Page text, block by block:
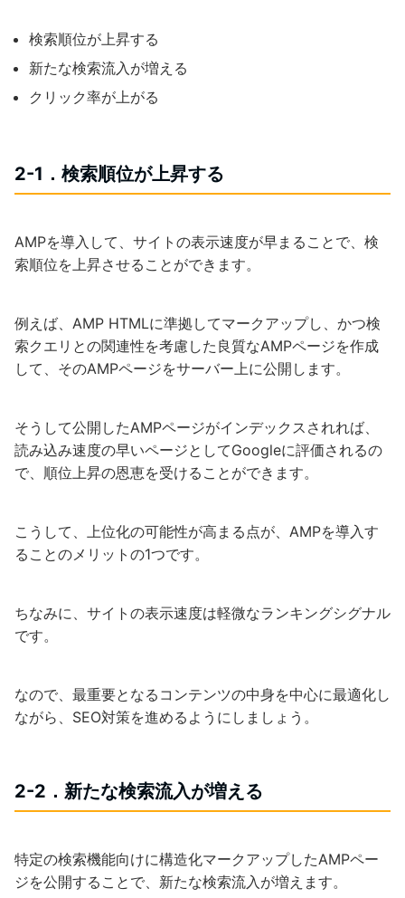
検索順位が上昇する
新たな検索流入が増える
クリック率が上がる
2-1．検索順位が上昇する
AMPを導入して、サイトの表示速度が早まることで、検
索順位を上昇させることができます。
例えば、AMP HTMLに準拠してマークアップし、かつ検
索クエリとの関連性を考慮した良質なAMPページを作成
して、そのAMPページをサーバー上に公開します。
そうして公開したAMPページがインデックスされれば、
読み込み速度の早いページとしてGoogleに評価されるの
で、順位上昇の恩恵を受けることができます。
こうして、上位化の可能性が高まる点が、AMPを導入す
ることのメリットの1つです。
ちなみに、サイトの表示速度は軽微なランキングシグナル
です。
なので、最重要となるコンテンツの中身を中心に最適化し
ながら、SEO対策を進めるようにしましょう。
2-2．新たな検索流入が増える
特定の検索機能向けに構造化マークアップしたAMPペー
ジを公開することで、新たな検索流入が増えます。